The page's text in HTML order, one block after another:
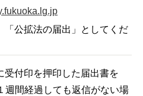
「公拡法の届出」としてくだ
受付印を押印した届出書を
週間経過しても返信がない場